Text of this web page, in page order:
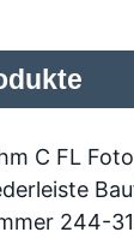
244-